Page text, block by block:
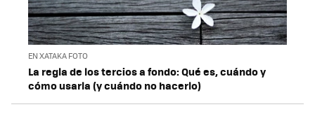
EN XATAKA FOTO
La regla de los tercios a fondo: Qué es, cuándo y
cómo usarla (y cuándo no hacerlo)